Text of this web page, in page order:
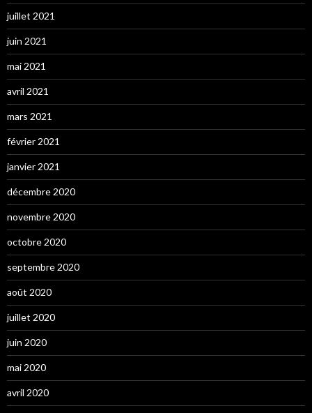
juillet 2021
juin 2021
mai 2021
avril 2021
mars 2021
février 2021
janvier 2021
décembre 2020
novembre 2020
octobre 2020
septembre 2020
août 2020
juillet 2020
juin 2020
mai 2020
avril 2020